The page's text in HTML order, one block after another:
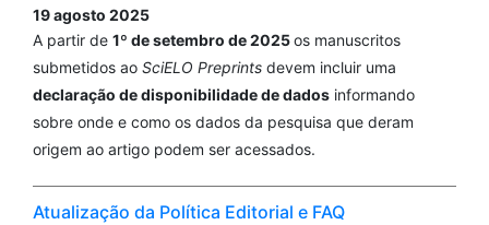
19 agosto 2025
A partir de 1º de setembro de 2025os manuscritos
submetidos ao SciELO Preprints devem incluir uma
declaração de disponibilidade de dados informando
sobre onde e como os dados da pesquisa que deram
origem ao artigo podem ser acessados.
Atualização da Política Editorial e FAQ